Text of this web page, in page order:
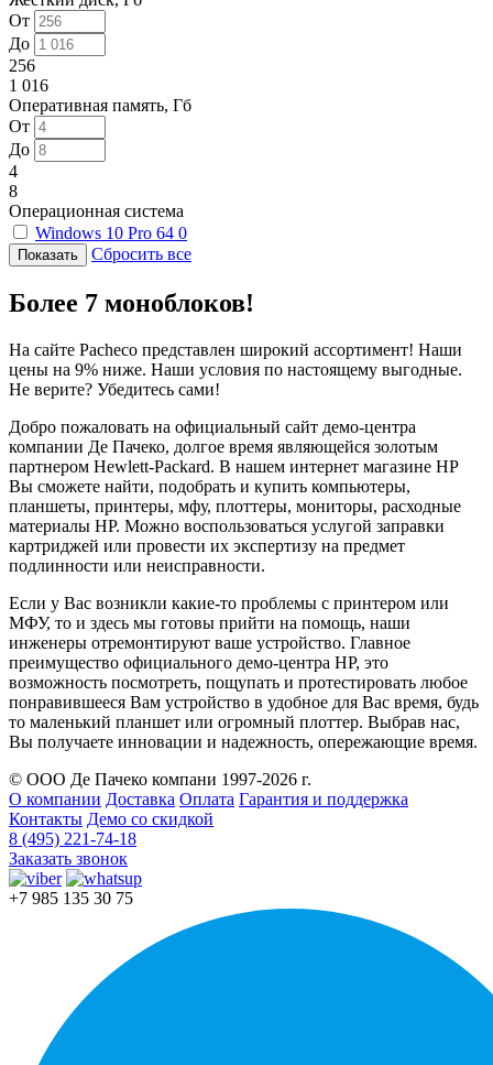
От
До
256
1 016
Оперативная память, Гб
От
До
4
8
Операционная система
Windows 10 Pro 64 0
Сбросить все
Более 7 моноблоков!
На сайте Pacheco представлен широкий ассортимент! Наши
цены на 9% ниже. Наши условия по настоящему выгодные.
Не верите? Убедитесь сами!
Добро пожаловать на официальный сайт демо-центра
компании Де Пачеко, долгое время являющейся золотым
партнером Hewlett-Packard. В нашем интернет магазине HP
Вы сможете найти, подобрать и купить компьютеры,
планшеты, принтеры, мфу, плоттеры, мониторы, расходные
материалы HP. Можно воспользоваться услугой заправки
картриджей или провести их экспертизу на предмет
подлинности или неисправности.
Если у Вас возникли какие-то проблемы с принтером или
МФУ, то и здесь мы готовы прийти на помощь, наши
инженеры отремонтируют ваше устройство. Главное
преимущество официального демо-центра HP, это
возможность посмотреть, пощупать и протестировать любое
понравившееся Вам устройство в удобное для Вас время, будь
то маленький планшет или огромный плоттер. Выбрав нас,
Вы получаете инновации и надежность, опережающие время.
© ООО Де Пачеко компани 1997-2026 г.
О компании Доставка Оплата Гарантия и поддержка
Контакты Демо со скидкой
8 (495) 221-74-18
Заказать звонок
+7 985 135 30 75